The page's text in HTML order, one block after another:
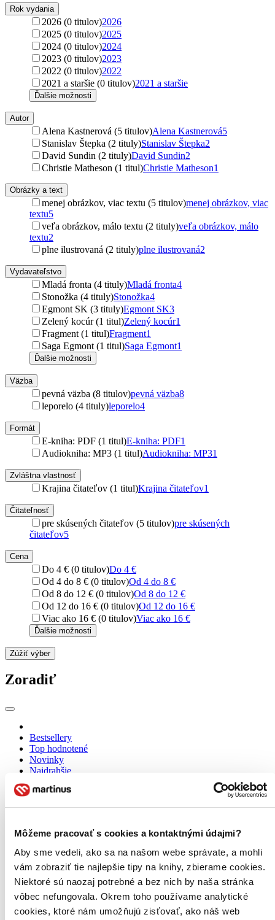
Môžeme pracovať s cookies a kontaktnými údajmi?
Aby sme vedeli, ako sa na našom webe správate, a mohli
vám zobraziť tie najlepšie tipy na knihy, zbierame cookies.
Niektoré sú naozaj potrebné a bez nich by naša stránka
vôbec nefungovala. Okrem toho používame analytické
cookies, ktoré nám umožňujú zisťovať, ako náš web
Rok vydania
2026 (0 titulov)2026
2025 (0 titulov)2025
2024 (0 titulov)2024
2023 (0 titulov)2023
2022 (0 titulov)2022
2021 a staršie (0 titulov)2021 a staršie
Ďalšie možnosti
Autor
Alena Kastnerová (5 titulov)Alena Kastnerová5
Stanislav Štepka (2 tituly)Stanislav Štepka2
David Sundin (2 tituly)David Sundin2
Christie Matheson (1 titul)Christie Matheson1
Obrázky a text
menej obrázkov, viac textu (5 titulov)menej obrázkov, viac
textu5
veľa obrázkov, málo textu (2 tituly)veľa obrázkov, málo
textu2
plne ilustrovaná (2 tituly)plne ilustrovaná2
Vydavateľstvo
Mladá fronta (4 tituly)Mladá fronta4
Stonožka (4 tituly)Stonožka4
Egmont SK (3 tituly)Egmont SK3
Zelený kocúr (1 titul)Zelený kocúr1
Fragment (1 titul)Fragment1
Saga Egmont (1 titul)Saga Egmont1
Ďalšie možnosti
Väzba
pevná väzba (8 titulov)pevná väzba8
leporelo (4 tituly)leporelo4
Formát
E-kniha: PDF (1 titul)E-kniha: PDF1
Audiokniha: MP3 (1 titul)Audiokniha: MP31
Zvláštna vlastnosť
Krajina čitateľov (1 titul)Krajina čitateľov1
Čitateľnosť
pre skúsených čitateľov (5 titulov)pre skúsených
čitateľov5
Cena
Do 4 € (0 titulov)Do 4 €
Od 4 do 8 € (0 titulov)Od 4 do 8 €
Od 8 do 12 € (0 titulov)Od 8 do 12 €
Od 12 do 16 € (0 titulov)Od 12 do 16 €
Viac ako 16 € (0 titulov)Viac ako 16 €
Ďalšie možnosti
Zúžiť výber
Zoradiť
Bestsellery
Top hodnotené
Novinky
Najdrahšie
Najvyššia zľava
Zrušiť filtre
Na tému hravosť